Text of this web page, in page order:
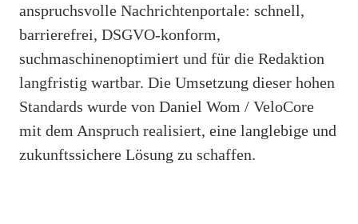
anspruchsvolle Nachrichtenportale: schnell,
barrierefrei, DSGVO-konform,
suchmaschinenoptimiert und für die Redaktion
langfristig wartbar. Die Umsetzung dieser hohen
Standards wurde von Daniel Wom / VeloCore
mit dem Anspruch realisiert, eine langlebige und
zukunftssichere Lösung zu schaffen.